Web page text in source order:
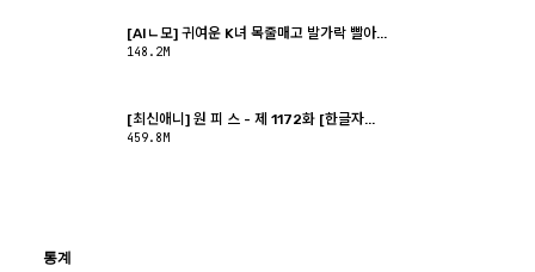
[AIㄴ모] 귀여운 K녀 목줄매고 발가락 빨아...
148.2M
[최신애니] 원 피 스 - 제 1172화 [한글자...
459.8M
통계